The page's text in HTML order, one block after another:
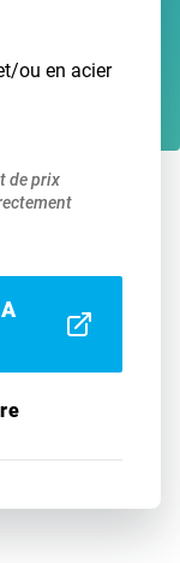
ou en acier
de prix